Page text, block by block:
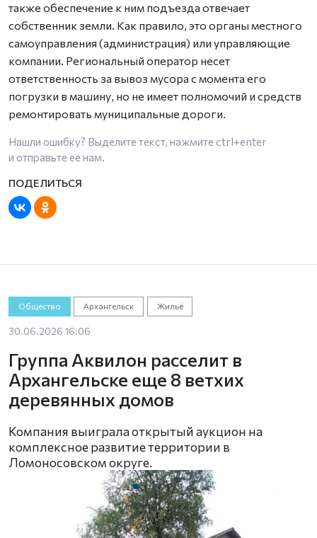
также обеспечение к ним подъезда отвечает
собственник земли. Как правило, это органы местного
самоуправления (администрация) или управляющие
компании. Региональный оператор несет
ответственность за вывоз мусора с момента его
погрузки в машину, но не имеет полномочий и средств
ремонтировать муниципальные дороги.
Нашли ошибку? Выделите текст, нажмите ctrl+enter
и отправьте ее нам.
Общество Архангельск Жильё
30.06.2026 16:06
Группа Аквилон расселит в
Архангельске еще 8 ветхих
деревянных домов
Компания выиграла открытый аукцион на
комплексное развитие территории в
Ломоносовском округе.